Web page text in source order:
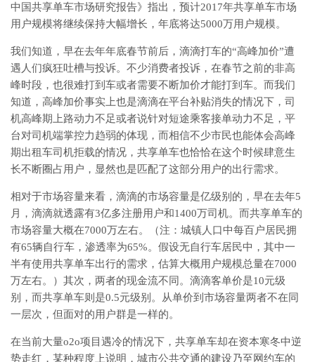
中国共享单车市场研究报告》指出，预计2017年共享单车市场
用户规模将继续保持大幅增长，年底将达5000万用户规模。
我们知道，早在去年年底春节前后，滴滴打车的“高峰加价”遭
遇人们疯狂吐槽与投诉。不少消费者投诉，在春节之前的非高
峰时段，也很难打到车或者需要不断加价才能打到车。而我们
知道，高峰加价事实上也是滴滴在平台补贴消失的情况下，司
机高峰期上路动力不足或者说针对短途乘客接单动力不足，平
台对司机端掌控力趋弱的体现，而相信不少市民也能体会高峰
期出租车司机拒载的情况，共享单车也恰恰在这个时候肆意生
长不断圈占用户，显然也是匹配了这部分用户的出行需求。
相对于市场容量来看，滴滴的市场容量是亿级别的，早在去年5
月，滴滴就透露有3亿多注册用户和1400万司机。而共享单车的
市场容量大概在7000万左右。（注：城镇人口中每百户居民拥
有65辆自行车，渗透率为65%。假设无自行车居民中，其中一
半有使用共享单车出行的需求，估算大概用户规模总量在7000
万左右。）其次，两者的现金流不同。滴滴客单价是10元级
别，而共享单车则是0.5元级别。从单价到市场容量两者不在同
一层次，但面对的用户群是一样的。
在当前大量o2o项目遇冷的情况下，共享单车却在资本寒冬中逆
势走红，某种程度上说明，城市公共交通的建设乃至网约车的